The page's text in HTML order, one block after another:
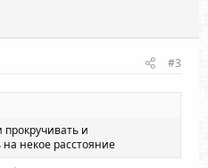
н
о
л
#3
и
некое расстояние